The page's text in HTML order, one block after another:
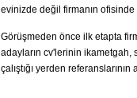
evinizde değil firmanın ofisinde
Görüşmeden önce ilk etapta
adayların cv'lerinin ikametgah,
çalıştığı yerden